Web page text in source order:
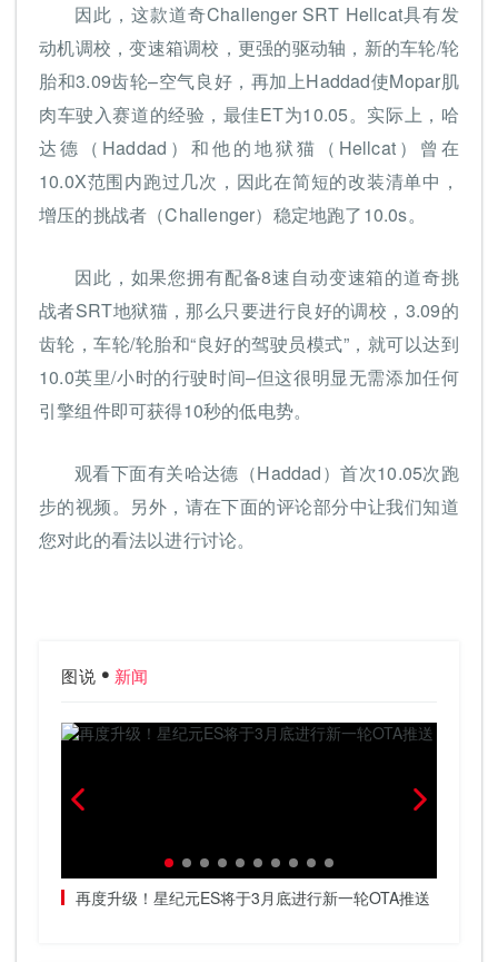
因此，这款道奇Challenger SRT Hellcat具有发
动机调校，变速箱调校，更强的驱动轴，新的车轮/轮
胎和3.09齿轮–空气良好，再加上Haddad使Mopar肌
肉车驶入赛道的经验，最佳ET为10.05。实际上，哈
达德（Haddad）和他的地狱猫（Hellcat）曾在
10.0X范围内跑过几次，因此在简短的改装清单中，
增压的挑战者（Challenger）稳定地跑了10.0s。
因此，如果您拥有配备8速自动变速箱的道奇挑
战者SRT地狱猫，那么只要进行良好的调校，3.09的
齿轮，车轮/轮胎和“良好的驾驶员模式”，就可以达到
10.0英里/小时的行驶时间–但这很明显无需添加任何
引擎组件即可获得10秒的低电势。
观看下面有关哈达德（Haddad）首次10.05次跑
步的视频。另外，请在下面的评论部分中让我们知道
您对此的看法以进行讨论。
图说 新闻
再度升级！星纪元ES将于3月底进行新一轮OTA推送